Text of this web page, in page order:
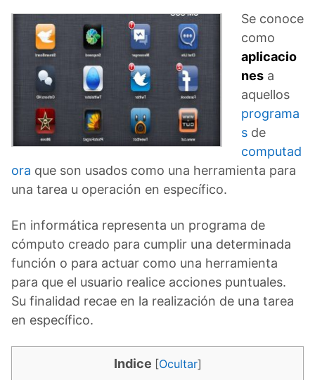
Se conoce
como
aplicacio
nes a
aquellos
programa
s de
computad
ora que son usados como una herramienta para
una tarea u operación en específico.
En informática representa un programa de
cómputo creado para cumplir una determinada
función o para actuar como una herramienta
para que el usuario realice acciones puntuales.
Su finalidad recae en la realización de una tarea
en específico.
Indice [Ocultar]